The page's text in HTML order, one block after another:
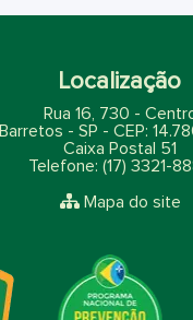
Localização
Rua 16, 730 -
Barretos - SP - CEP:
Caixa Postal 51
Telefone: (17) 3321-
Mapa do site